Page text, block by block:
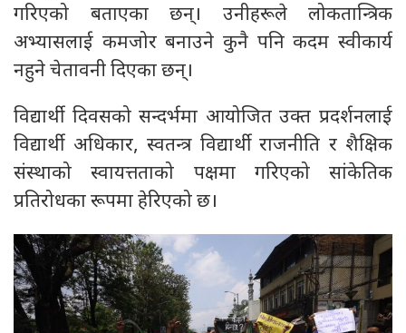
गरिएको बताएका छन्। उनीहरूले लोकतान्त्रिक
अभ्यासलाई कमजोर बनाउने कुनै पनि कदम स्वीकार्य
नहुने चेतावनी दिएका छन्।
विद्यार्थी दिवसको सन्दर्भमा आयोजित उक्त प्रदर्शनलाई
विद्यार्थी अधिकार, स्वतन्त्र विद्यार्थी राजनीति र शैक्षिक
संस्थाको स्वायत्तताको पक्षमा गरिएको सांकेतिक
प्रतिरोधका रूपमा हेरिएको छ।